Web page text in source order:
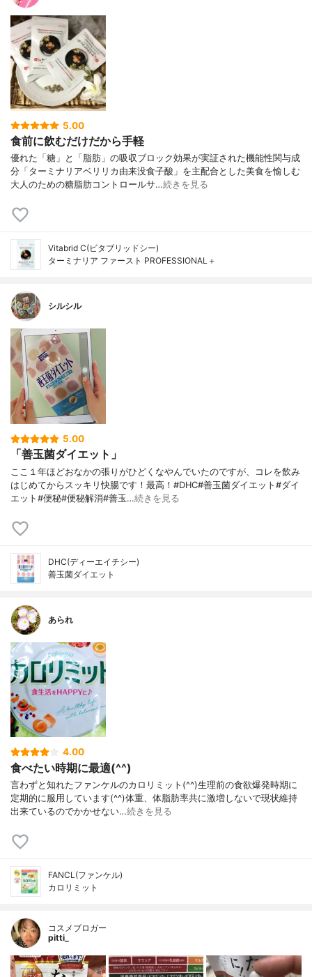
5.00
食前に飲むだけだから手軽
優れた「糖」と「脂肪」の吸収ブロック効果が実証された機能性関与成
分「ターミナリアベリリカ由来没食子酸」を主配合とした美食を愉しむ
大人のための糖脂肪コントロールサ…続きを見る
Vitabrid C(ビタブリッドシー)
ターミナリア ファースト PROFESSIONAL＋
シルシル
5.00
「善玉菌ダイエット」
ここ１年ほどおなかの張りがひどくなやんでいたのですが、コレを飲み
はじめてからスッキリ快腸です！最高！#DHC#善玉菌ダイエット#ダイ
エット#便秘#便秘解消#善玉…続きを見る
DHC(ディーエイチシー)
善玉菌ダイエット
あられ
4.00
食べたい時期に最適(^^)
言わずと知れたファンケルのカロリミット(^^)生理前の食欲爆発時期に
定期的に服用しています(^^)体重、体脂肪率共に激増しないで現状維持
出来ているのでかかせない…続きを見る
FANCL(ファンケル)
カロリミット
コスメブロガー
pitti_